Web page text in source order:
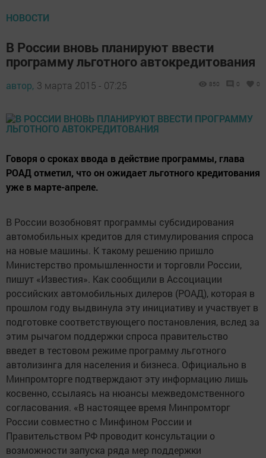
НОВОСТИ
В России вновь планируют ввести
программу льготного автокредитования
автор, 3 марта 2015 - 07:25 850 0 0
Говоря о сроках ввода в действие программы, глава
РОАД отметил, что он ожидает льготного кредитования
уже в марте-апреле.
В России возобновят программы субсидирования
автомобильных кредитов для стимулирования спроса
на новые машины. К такому решению пришло
Министерство промышленности и торговли России,
пишут «Известия». Как сообщили в Ассоциации
российских автомобильных дилеров (РОАД), которая в
прошлом году выдвинула эту инициативу и участвует в
подготовке соответствующего постановления, вслед за
этим рычагом поддержки спроса правительство
введет в тестовом режиме программу льготного
автолизинга для населения и бизнеса. Официально в
Минпромторге подтверждают эту информацию лишь
косвенно, ссылаясь на нюансы межведомственного
согласования. «В настоящее время Минпромторг
России совместно с Минфином России и
Правительством РФ проводит консультации о
возможности запуска ряда мер поддержки